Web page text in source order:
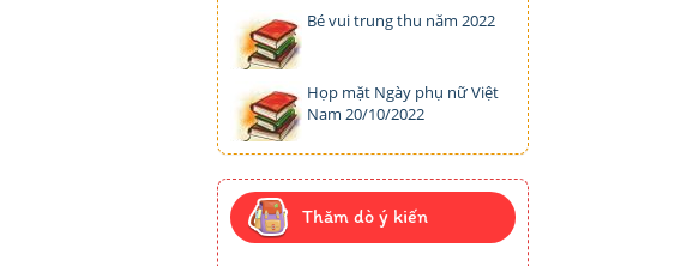
Bé vui trung thu năm 2022
Họp mặt Ngày phụ nữ Việt
Nam 20/10/2022
Thăm dò ý kiến